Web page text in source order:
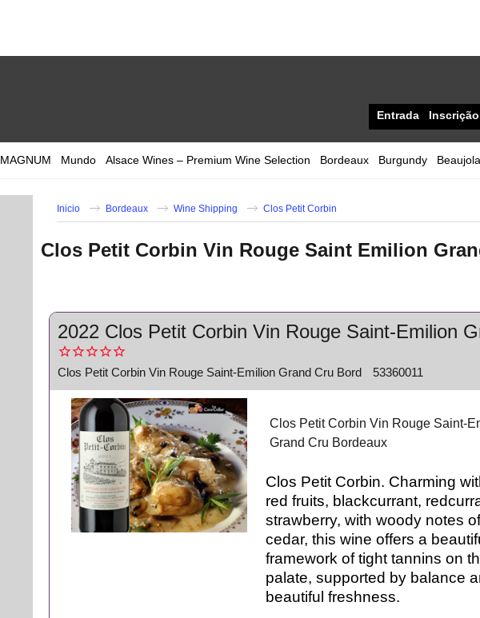
Entrada Inscrição
MAGNUM Mundo Alsace Wines – Premium Wine Selection Bordeaux Burgundy
Inicio Bordeaux Wine Shipping Clos Petit Corbin
Clos Petit Corbin Vin Rouge Saint Emilion
2022 Clos Petit Corbin Vin Rouge Saint-Emilion
Clos Petit Corbin Vin Rouge Saint-Emilion Grand Cru Bord 53360011
Clos Petit Corbin Vin Rouge Saint-
Grand Cru Bordeaux
Clos Petit Corbin. Charming
red fruits, blackcurrant,
strawberry, with woody notes of
cedar, this wine offers a
framework of tight tannins on
palate, supported by balance
beautiful freshness.